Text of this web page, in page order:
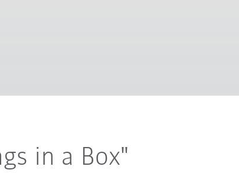
in a Box"